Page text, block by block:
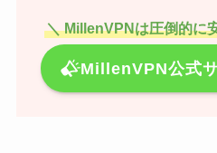
＼ MillenVPNは圧倒的に
MillenVPN公式